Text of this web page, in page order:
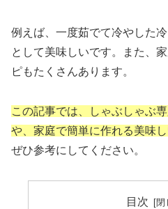
例えば、一度茹でて冷やした
として美味しいです。また、
ピもたくさんあります。
この記事では、しゃぶしゃぶ
や、家庭で簡単に作れる美味
ぜひ参考にしてください。
目次